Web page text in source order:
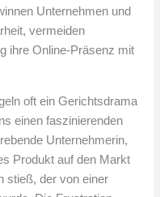
Unternehmen und
vermeiden
ihre Online-Präsenz mit
oft ein Gerichtsdrama
einen faszinierenden
Unternehmerin,
Produkt auf den Markt
stieß, der von einer